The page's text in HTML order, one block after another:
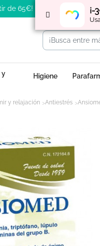
¡-
de 65€!
y
Higiene
y relajación Antiestrés